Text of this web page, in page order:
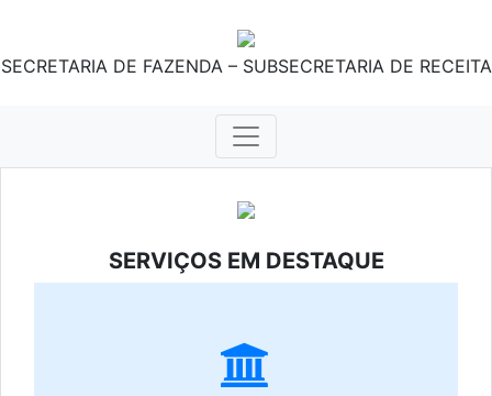
SECRETARIA DE FAZENDA – SUBSECRETARIA DE RECEITA
SERVIÇOS EM DESTAQUE